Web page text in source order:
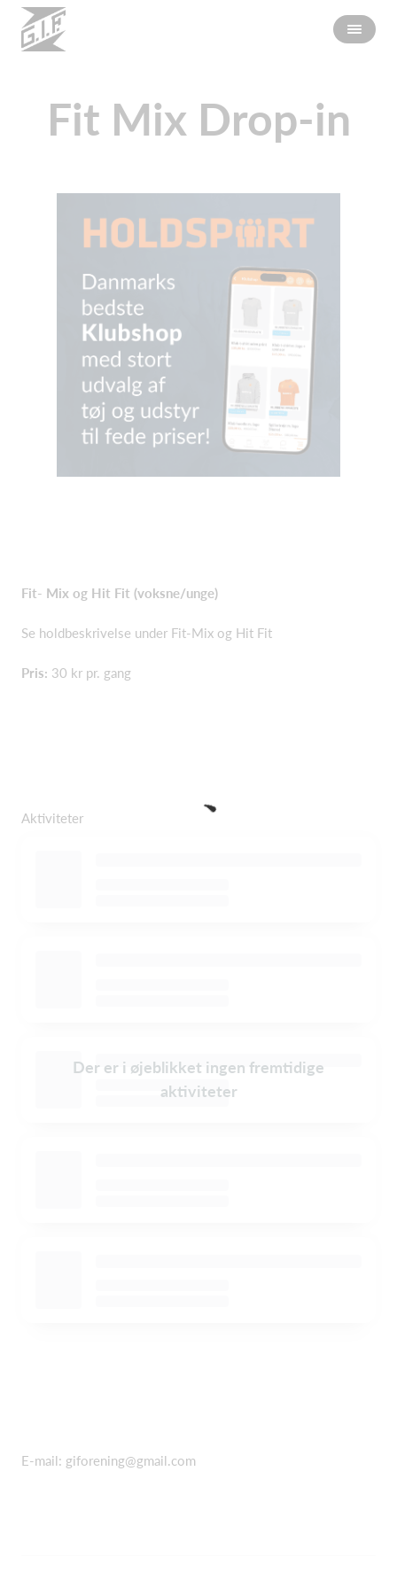
Fit Mix Drop-in
Fit- Mix og Hit Fit (voksne/unge)
Se holdbeskrivelse under Fit-Mix og Hit Fit
Pris: 30 kr pr. gang
Aktiviteter
Der er i øjeblikket ingen fremtidige
aktiviteter
E-mail: giforening@gmail.com